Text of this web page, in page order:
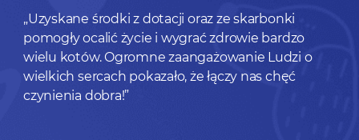
„Uzyskane środki z dotacji oraz ze skarbonki
pomogły ocalić życie i wygrać zdrowie bardzo
wielu kotów. Ogromne zaangażowanie Ludzi o
wielkich sercach pokazało, że łączy nas chęć
czynienia dobra!”